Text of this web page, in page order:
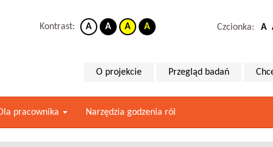
Kontrast: A A A A Czcionka: A
O projekcie Przegląd badań
pracownika Narzędzia godzenia ról